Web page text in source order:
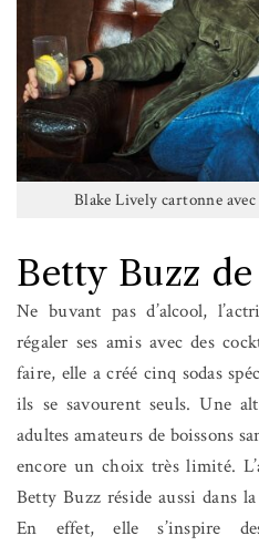
Blake Lively cartonne
Betty Buzz
Ne buvant pas d’alcool,
régaler ses amis avec des
faire, elle a créé cinq sodas
ils se savourent seuls. Une
adultes amateurs de boissons
encore un choix très limité.
Betty Buzz réside aussi dans
En effet, elle s’inspire